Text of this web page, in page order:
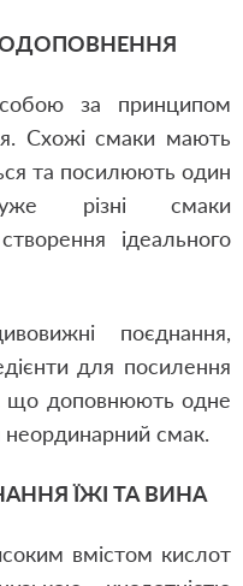
за принципом
Схожі смаки мають
та посилюють один
різні смаки
ідеального
поєднання,
для посилення
що доповнюють одне
смак.
ЇЖІ ТА ВИНА
вмістом кислот